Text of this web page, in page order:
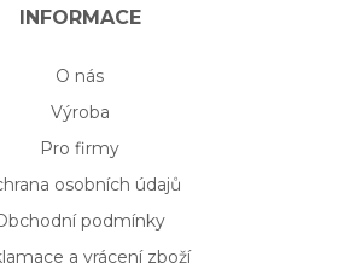
INFORMACE
O nás
Výroba
Pro firmy
osobních údajů
podmínky
a vrácení zboží